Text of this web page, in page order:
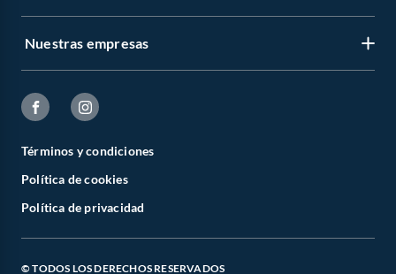
Nuestras empresas
Términos y condiciones
Política de cookies
Política de privacidad
© TODOS LOS DERECHOS RESERVADOS